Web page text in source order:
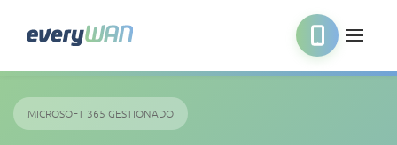
MICROSOFT 365 GESTIONADO